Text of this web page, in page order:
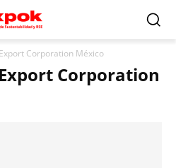
Corporation México
Corporation